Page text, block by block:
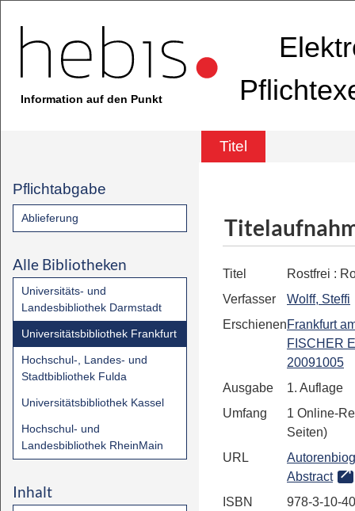
Information auf den Punkt
Titel
Pflichtabgabe
Ablieferung
Alle Bibliotheken
Universitäts- und
Landesbibliothek Darmstadt
Universitätsbibliothek Frankfurt
Hochschul-, Landes- und
Stadtbibliothek Fulda
Universitätsbibliothek Kassel
Hochschul- und
Landesbibliothek RheinMain
Inhalt
Titel Rostfrei :
Verfasser
Wolff, Steffi
ErschienenFrankfurt
FISCHER
20091005
Ausgabe
1. Auflage
Umfang
1 Online-
Seiten)
URL
Abstract
ISBN
978-3-10-